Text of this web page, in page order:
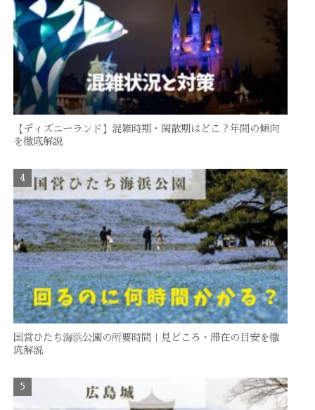
【ディズニーランド】混雑時期・閑散期はどこ？年間の傾向
を徹底解説
国営ひたち海浜公園の所要時間｜見どころ・滞在の目安を徹
底解説